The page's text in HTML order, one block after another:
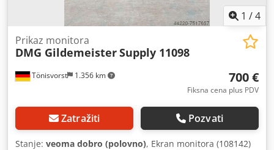
1 /4
Tönisvorst 1.356 km
Prikaz monitora
DMG GildemeisterSupply 11098
700 €
Fiksna cena plus PDV
Zatražiti Pozvati
Stanje: veoma dobro (polovno), Ekran monitora (108142)